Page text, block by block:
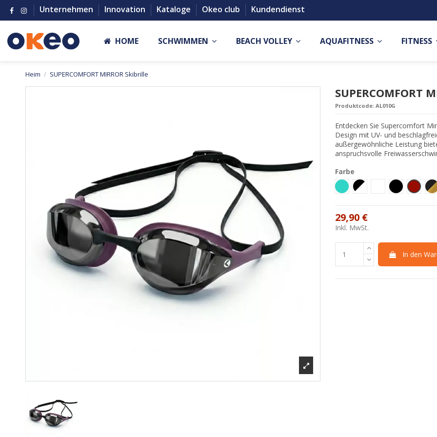
Unternehmen Innovation Kataloge Okeo club Kundendienst
HOME SCHWIMMEN BEACH VOLLEY AQUAFITNESS FITNESS
Heim SUPERCOMFORT MIRROR Skibrille
SUPERCOMFORT
Produktcode: AL010G
Entdecken Sie Supercomfort
Design mit UV- und
außergewöhnliche Leistung
anspruchsvolle
Farbe
TurcheseBianco-Nero
Bianco Nero
29,90 €
Inkl. MwSt.
In den